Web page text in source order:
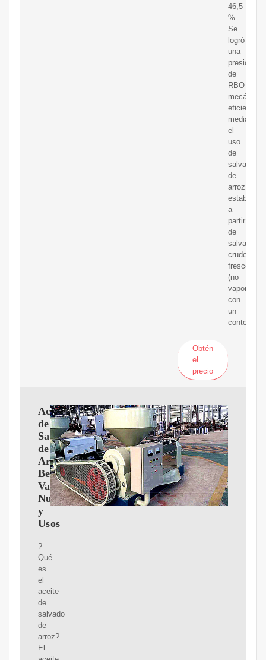
46,5
%.
Se
logró
una
presión
de
RBO
mecánica
eficiente
mediante
el
uso
de
salvado
de
arroz
a
partir
de
salvado
crudo
fresco
(no
con
un
contenido
Obtén
el
precio
Aceite
de
Salvado
de
Arroz:
Beneficios,
Valor
Nutricional
y
Usos
?
Qué
es
el
aceite
de
salvado
de
arroz?
El